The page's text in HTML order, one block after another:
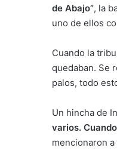
de Abajo”, la
uno de ellos
Cuando la
quedaban. Se
palos, todo
Un hincha de
varios.
mencionaron